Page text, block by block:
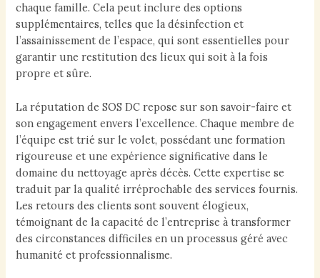
chaque famille. Cela peut inclure des options
supplémentaires, telles que la désinfection et
l’assainissement de l’espace, qui sont essentielles pour
garantir une restitution des lieux qui soit à la fois
propre et sûre.
La réputation de SOS DC repose sur son savoir-faire et
son engagement envers l’excellence. Chaque membre de
l’équipe est trié sur le volet, possédant une formation
rigoureuse et une expérience significative dans le
domaine du nettoyage après décès. Cette expertise se
traduit par la qualité irréprochable des services fournis.
Les retours des clients sont souvent élogieux,
témoignant de la capacité de l’entreprise à transformer
des circonstances difficiles en un processus géré avec
humanité et professionnalisme.